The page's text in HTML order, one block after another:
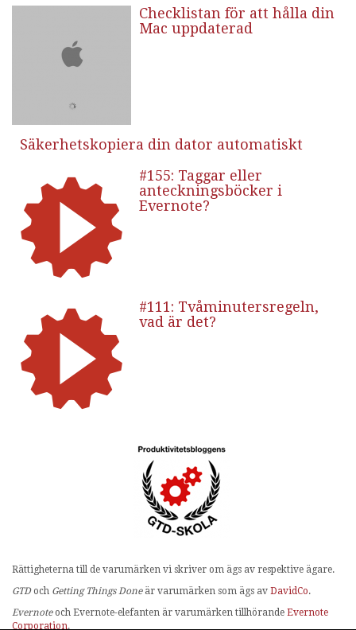
Checklistan för att hålla din
Mac uppdaterad
Säkerhetskopiera din dator automatiskt
#155: Taggar eller
anteckningsböcker i
Evernote?
#111: Tvåminutersregeln,
vad är det?
Rättigheterna till de varumärken vi skriver om ägs av respektive ägare.
GTDoch Getting Things Doneär varumärken som ägs av DavidCo.
Evernoteoch Evernote-elefanten är varumärken tillhörande Evernote
Corporation.